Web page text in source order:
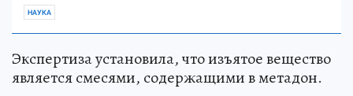
НАУКА
Экспертиза установила, что изъятое вещество
является смесями, содержащими в метадон.